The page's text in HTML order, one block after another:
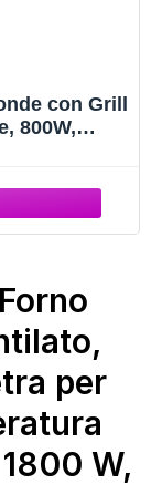
con Grill
800W,
per
W,